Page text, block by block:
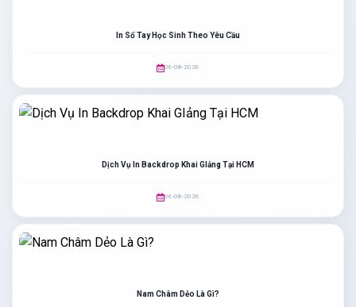
In Sổ Tay Học Sinh Theo Yêu Cầu
06-08-2026
Dịch Vụ In Backdrop Khai GIảng Tại HCM
06-08-2026
Nam Châm Dẻo Là Gì?